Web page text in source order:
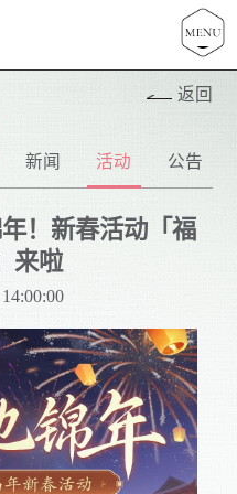
返回
新闻 活动 公告
！新春活动「福
来啦